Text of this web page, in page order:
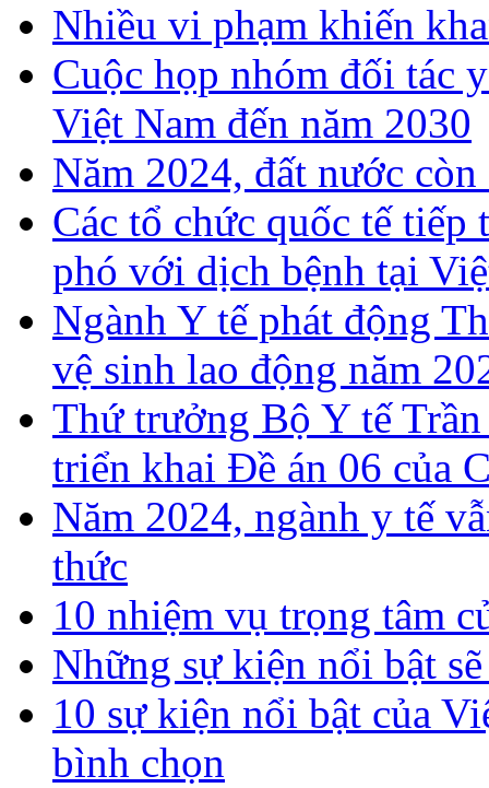
Nhiều vi phạm khiến
Cuộc họp nhóm đối tác
Việt Nam đến năm 2030
Năm 2024, đất nước
Các tổ chức quốc tế
phó với dịch bệnh tại
Ngành Y tế phát động
vệ sinh lao động năm
Thứ trưởng Bộ Y tế
triển khai Đề án 06 của
Năm 2024, ngành y tế
thức
10 nhiệm vụ trọng tâm
Những sự kiện nổi bật
10 sự kiện nổi bật của
bình chọn